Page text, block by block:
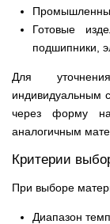
Готовые
подшипники,
Для
индивидуальным
через форму
аналогичным
Критерии
При выборе
Диапазон